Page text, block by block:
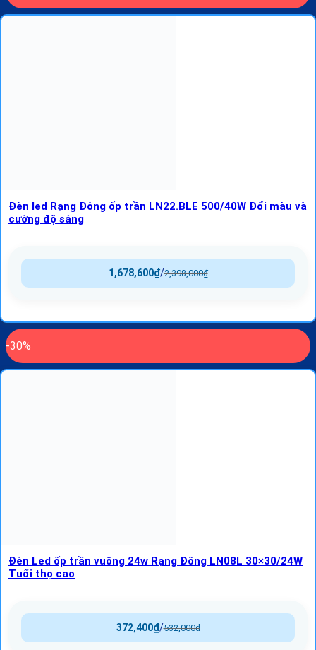
Đèn led Rạng Đông ốp trần LN22.BLE 500/40W Đổi màu và
cường độ sáng
2,398,000₫
/
1,678,600₫
-30%
Đèn Led ốp trần vuông 24w Rạng Đông LN08L 30×30/24W
Tuổi thọ cao
532,000₫
/
372,400₫